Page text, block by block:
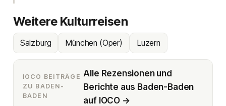
Weitere Kulturreisen
Salzburg München (Oper) Luzern
IOCO BEITRÄGE
ZU BADEN-
BADEN
Alle Rezensionen und
Berichte aus Baden-Baden
auf IOCO →